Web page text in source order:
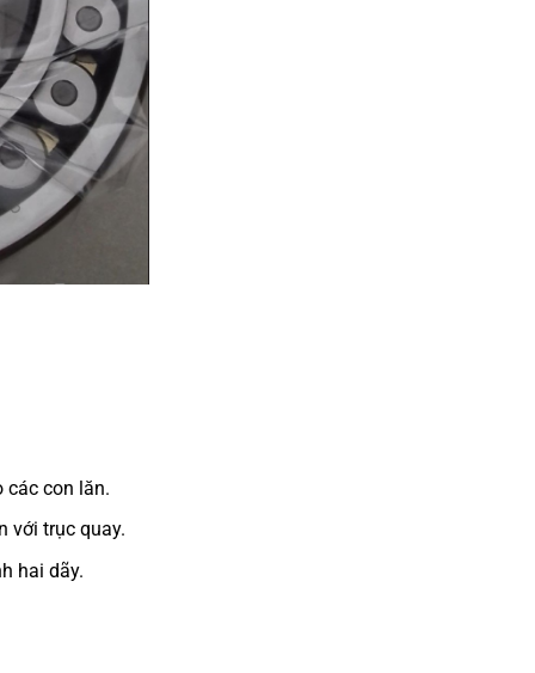
các con lăn.
với trục quay.
hai dãy.